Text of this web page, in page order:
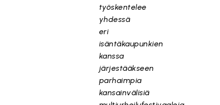
työskentelee
yhdessä
eri
isäntäkaupunkien
kanssa
järjestääkseen
parhaimpia
kansainvälisiä